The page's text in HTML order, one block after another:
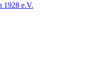
1928 e.V.